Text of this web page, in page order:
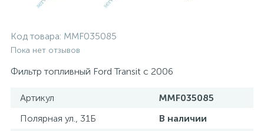
Код товара: MMF035085
Пока нет отзывов
Фильтр топливный Ford Transit с 2006
Артикул
MMF035085
Полярная ул., 31Б
В наличии